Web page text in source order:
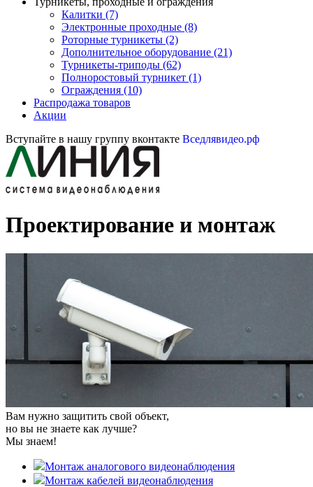
Калитки (7)
Электронные проходные (8)
Роторные турникеты (2)
Дополнительное оборудование (21)
Турникеты-триподы (62)
Полноростовый турникет (1)
Ограждения (10)
Распродажа товаров
Акции
Вступайте в нашу группу вконтакте Вседлявидео.рф
Проектирование и монтаж
Вам нужно защитить свой объект,
но вы не знаете как лучше?
Мы знаем!
Монтаж аналогового видеонаблюдения
Монтаж кабелей видеонаблюдения